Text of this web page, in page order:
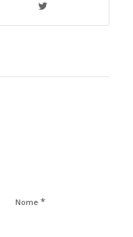
Nome *